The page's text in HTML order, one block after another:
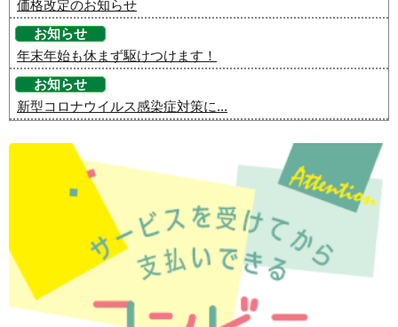
価格改定のお知らせ
お知らせ
年末年始も休まず駆けつけます！
お知らせ
新型コロナウイルス感染症対策に...